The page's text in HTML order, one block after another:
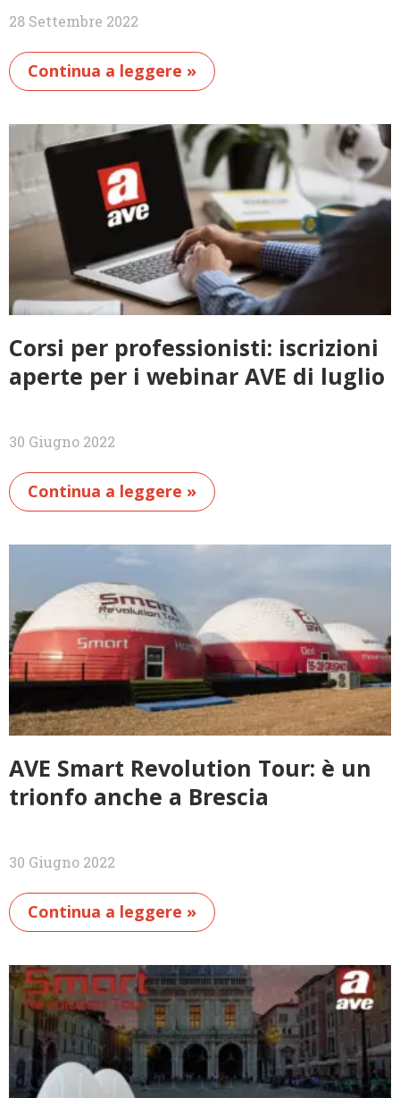
28 Settembre 2022
Continua a leggere »
Corsi per professionisti: iscrizioni
aperte per i webinar AVE di luglio
30 Giugno 2022
Continua a leggere »
AVE Smart Revolution Tour: è un
trionfo anche a Brescia
30 Giugno 2022
Continua a leggere »